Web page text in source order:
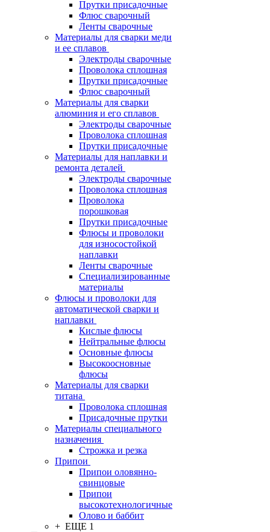
Прутки присадочные
Флюс сварочный
Ленты сварочные
Материалы для сварки меди
и ее сплавов
Электроды сварочные
Проволока сплошная
Прутки присадочные
Флюс сварочный
Материалы для сварки
алюминия и его сплавов
Электроды сварочные
Проволока сплошная
Прутки присадочные
Материалы для наплавки и
ремонта деталей
Электроды сварочные
Проволока сплошная
Проволока
порошковая
Прутки присадочные
Флюсы и проволоки
для износостойкой
наплавки
Ленты сварочные
Специализированные
материалы
Флюсы и проволоки для
автоматической сварки и
наплавки
Кислые флюсы
Нейтральные флюсы
Основные флюсы
Высокоосновные
флюсы
Материалы для сварки
титана
Проволока сплошная
Присадочные прутки
Материалы специального
назначения
Строжка и резка
Припои
Припои оловянно-
свинцовые
Припои
высокотехнологичные
Олово и баббит
+ ЕЩЕ 1